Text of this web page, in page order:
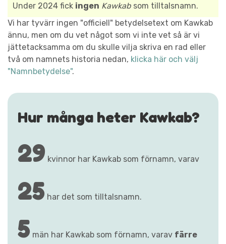
Under 2024 fick ingen Kawkab som tilltalsnamn.
Vi har tyvärr ingen "officiell" betydelsetext om Kawkab
ännu, men om du vet något som vi inte vet så är vi
jättetacksamma om du skulle vilja skriva en rad eller
två om namnets historia nedan, klicka här och välj
"Namnbetydelse".
Hur många heter Kawkab?
29 kvinnor har Kawkab som förnamn, varav
25 har det som tilltalsnamn.
5 män har Kawkab som förnamn, varav färre